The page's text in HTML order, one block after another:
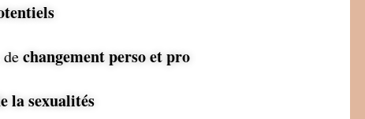
dechangement perso et pro
la sexualités